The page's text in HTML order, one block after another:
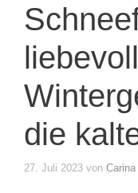
die
27. Juli 2023 von Carina